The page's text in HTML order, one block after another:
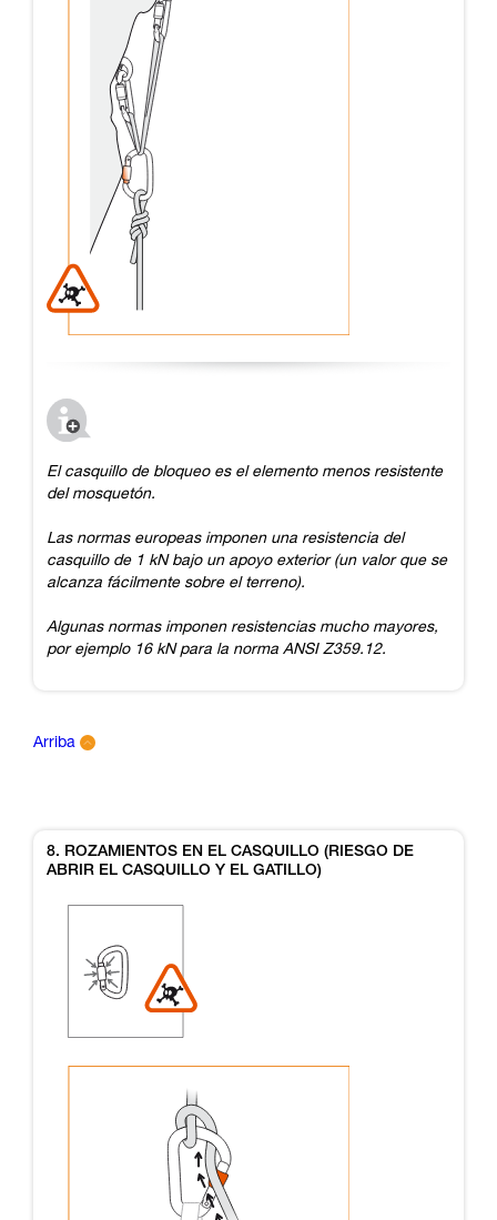
El casquillo de bloqueo es el elemento menos resistente
del mosquetón.
Las normas europeas imponen una resistencia del
casquillo de 1 kN bajo un apoyo exterior (un valor que se
alcanza fácilmente sobre el terreno).
Algunas normas imponen resistencias mucho mayores,
por ejemplo 16 kN para la norma ANSI Z359.12.
Arriba
8. ROZAMIENTOS EN EL CASQUILLO (RIESGO DE
ABRIR EL CASQUILLO Y EL GATILLO)